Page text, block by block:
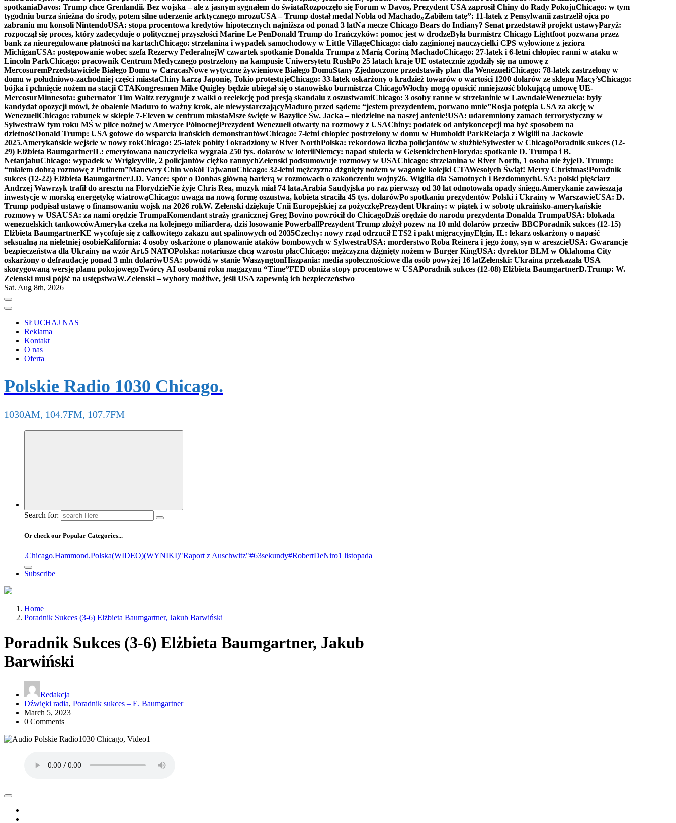
spotkaniaDavos: Trump chce Grenlandii. Bez wojska – ale z jasnym sygnałem do świataRozpoczęło się Forum w Davos, Prezydent USA zaprosił Chiny do Rady PokojuChicago: w tym
tygodniu burza śnieżna do środy, potem silne uderzenie arktycznego mrozuUSA – Trump dostał medal Nobla od Machado„Zabiłem tatę”: 11-latek z Pensylwanii zastrzelił ojca po
zabraniu mu konsoli NintendoUSA: stopa procentowa kredytów hipotecznych najniższa od ponad 3 latNa mecze Chicago Bears do Indiany? Senat przedstawił projekt ustawyParyż:
rozpoczął się proces, który zadecyduje o politycznej przyszłości Marine Le PenDonald Trump do Irańczyków: pomoc jest w drodzeByła burmistrz Chicago Lightfoot pozwana przez
bank za nieuregulowane płatności na kartachChicago: strzelanina i wypadek samochodowy w Little VillageChicago: ciało zaginionej nauczycielki CPS wyłowione z jeziora
MichiganUSA: postępowanie wobec szefa Rezerwy FederalnejW czwartek spotkanie Donalda Trumpa z Maríą Coriną MachadoChicago: 27-latek i 6-letni chłopiec ranni w ataku w
Lincoln ParkChicago: pracownik Centrum Medycznego postrzelony na kampusie Uniwersytetu RushPo 25 latach kraje UE ostatecznie zgodziły się na umowę z
MercosuremPrzedstawiciele Białego Domu w CaracasNowe wytyczne żywieniowe Białego DomuStany Zjednoczone przedstawiły plan dla WenezueliChicago: 78-latek zastrzelony w
domu w południowo-zachodniej części miastaChiny karzą Japonię, Tokio protestujeChicago: 33-latek oskarżony o kradzież towarów o wartości 1200 dolarów ze sklepu Macy’sChicago:
bójka i pchnięcie nożem na stacji CTAKongresmen Mike Quigley będzie ubiegał się o stanowisko burmistrza ChicagoWłochy mogą opuścić mniejszość blokującą umowę UE-
MercosurMinnesota: gubernator Tim Waltz rezygnuje z walki o reelekcję pod presją skandalu z oszustwamiChicago: 3 osoby ranne w strzelaninie w LawndaleWenezuela: były
kandydat opozycji mówi, że obalenie Maduro to ważny krok, ale niewystarczającyMaduro przed sądem: “jestem prezydentem, porwano mnie”Rosja potępia USA za akcję w
WenezueliChicago: rabunek w sklepie 7-Eleven w centrum miastaMsze święte w Bazylice Św. Jacka – niedzielne na naszej antenie!USA: udaremniony zamach terrorystyczny w
SylwestraW tym roku MŚ w piłce nożnej w Ameryce PółnocnejPrezydent Wenezueli otwarty na rozmowy z USAChiny: podatek od antykoncepcji ma być sposobem na
dzietnośćDonald Trump: USA gotowe do wsparcia irańskich demonstrantówChicago: 7-letni chłopiec postrzelony w domu w Humboldt ParkRelacja z Wigilii na Jackowie
2025.Amerykańskie wejście w nowy rokChicago: 25-latek pobity i okradziony w River NorthPolska: rekordowa liczba policjantów w służbieSylwester w ChicagoPoradnik sukces (12-
29) Elżbieta BaumgartnerIL: emerytowana nauczycielka wygrała 250 tys. dolarów w loteriiNiemcy: napad stulecia w GelsenkirchenFloryda: spotkanie D. Trumpa i B.
NetanjahuChicago: wypadek w Wrigleyville, 2 policjantów ciężko rannychZełenski podsumowuje rozmowy w USAChicago: strzelanina w River North, 1 osoba nie żyjeD. Trump:
“miałem dobrą rozmowę z Putinem”Manewry Chin wokół TajwanuChicago: 32-letni mężczyzna dźgnięty nożem w wagonie kolejki CTAWesołych Świąt! Merry Christmas!Poradnik
sukces (12-22) Elżbieta BaumgartnerJ.D. Vance: spór o Donbas główną barierą w rozmowach o zakończeniu wojny26. Wigilia dla Samotnych i BezdomnychUSA: polski pięściarz
Andrzej Wawrzyk trafił do aresztu na FlorydzieNie żyje Chris Rea, muzyk miał 74 lata.Arabia Saudyjska po raz pierwszy od 30 lat odnotowała opady śniegu.Amerykanie zawieszają
inwestycje w morską energetykę wiatrowąChicago: uwaga na nową formę oszustwa, kobieta straciła 45 tys. dolarówPo spotkaniu prezydentów Polski i Ukrainy w WarszawieUSA: D.
Trump podpisał ustawę o finansowaniu wojsk na 2026 rokW. Zełenski dziękuje Unii Europejskiej za pożyczkęPrezydent Ukrainy: w piątek i w sobotę ukraińsko-amerykańskie
rozmowy w USAUSA: za nami orędzie TrumpaKomendant straży granicznej Greg Bovino powrócił do ChicagoDziś orędzie do narodu prezydenta Donalda TrumpaUSA: blokada
wenezuelskich tankowcówAmeryka czeka na kolejnego miliardera, dziś losowanie PowerballPrezydent Trump złożył pozew na 10 mld dolarów przeciw BBCPoradnik sukces (12-15)
Elżbieta BaumgartnerKE wycofuje się z całkowitego zakazu aut spalinowych od 2035Czechy: nowy rząd odrzucił ETS2 i pakt migracyjnyElgin, IL: lekarz oskarżony o napaść
seksualną na nieletniej osobieKalifornia: 4 osoby oskarżone o planowanie ataków bombowych w SylwestraUSA: morderstwo Roba Reinera i jego żony, syn w areszcieUSA: Gwarancje
bezpieczeństwa dla Ukrainy na wzór Art.5 NATOPolska: notariusze chcą wzrostu płacChicago: mężczyzna dźgnięty nożem w Burger KingUSA: dyrektor BLM w Oklahoma City
oskarżony o defraudację ponad 3 mln dolarówUSA: powódź w stanie WaszyngtonHiszpania: media społecznościowe dla osób powyżej 16 latZełenski: Ukraina przekazała USA
skorygowaną wersję planu pokojowegoTwórcy AI osobami roku magazynu “Time”FED obniża stopy procentowe w USAPoradnik sukces (12-08) Elżbieta BaumgartnerD.Trump: W.
Zełenski musi pójść na ustępstwaW.Zełenski – wybory możliwe, jeśli USA zapewnią ich bezpieczeństwo
Sat. Aug 8th, 2026
SŁUCHAJ NAS
Reklama
Kontakt
O nas
Oferta
Polskie Radio 1030 Chicago.
1030AM, 104.7FM, 107.7FM
Search for:
Or check our Popular Categories...
.Chicago.Hammond.Polska(WIDEO)(WYNIKI)"Raport z Auschwitz"#63sekundy#RobertDeNiro1 listopada
Subscribe
Home
Poradnik Sukces (3-6) Elżbieta Baumgartner, Jakub Barwiński
Poradnik Sukces (3-6) Elżbieta Baumgartner, Jakub
Barwiński
Redakcja
Dźwięki radia, Poradnik sukces – E. Baumgartner
March 5, 2023
0 Comments